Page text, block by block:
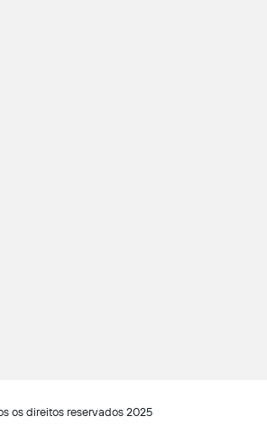
os direitos reservados 2025